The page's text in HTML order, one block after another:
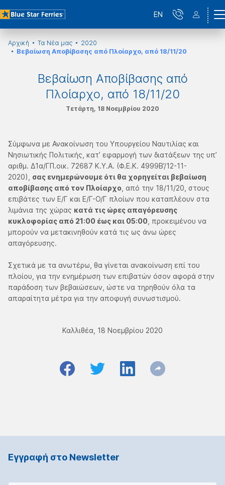
EN
Αρχική Τα Νέα μας
2020
Βεβαίωση Αποβίβασης από Πλοίαρχο, από 18/11/20
Βεβαίωση Αποβίβασης από
Πλοίαρχο, από 18/11/20
Τετάρτη, 18 Νοεμβρίου 2020
Σύμφωνα με Ανακοίνωση του Υπουργείου Ναυτιλίας και
Νησιωτικής Πολιτικής, κατ’ εφαρμογή των διατάξεων της υπ’
αριθμ. Δ1α/ΓΠ.οικ. 72687 Κ.Υ.Α. (Φ.Ε.Κ. 4999Β’/12-11-
2020), σας ενημερώνουμε ότι θα χορηγείται βεβαίωση
αποβίβασης από τον Πλοίαρχο , από την 18/11/20, στους
επιβάτες των Ε/Γ και Ε/Γ-Ο/Γ πλοίων που καταπλέουν στα
λιμάνια της χώρας κατά τις ώρες απαγόρευσης
κυκλοφορίας από 21:00 έως και 05:00 , προκειμένου να
μπορούν να μετακινηθούν κατά τις ως άνω ώρες
απαγόρευσης.
Σχετικά με τα ανωτέρω, θα γίνεται ανακοίνωση επί του
πλοίου, για την ενημέρωση των επιβατών όσον αφορά στην
παράδοση των βεβαιώσεων, ώστε να τηρηθούν όλα τα
απαραίτητα μέτρα για την αποφυγή συνωστισμού.
Καλλιθέα, 18 Νοεμβρίου 2020
Εγγραφή στο Νewsletter